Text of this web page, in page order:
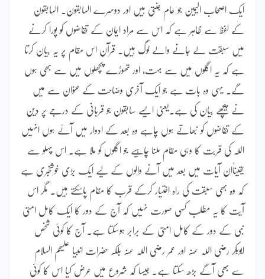
ایک اصحاب الیمین جو عام جنتی ہیں اور دوسرے السابقون۔ السابقون
کے لفظ سے ظاہر ہے کہ اس سے مراد ایمان کے تقاضوں کو پورا کرنے
میں سبقت لے جانے والے لوگ ہیں۔ قرآن اس مقام پر یہ بیان کرتا
ہے کہ یہ اگلوں میں سے بہت، اور تھوڑے پچھلوں میں سے بھی ہوں
گے۔ یہی وہ بات ہے جو ایک آخری وضاحت کے عنوان سے میں
نے پیچھے بیان کی ہے۔یعنی ایسے سابقون جو قربانی کے درجے پر دین
کے تقاضوں کو نبھاتے ہوں چاہے وہ بعد کے ادوار میں آئے ہوں انہیں
اللہ کی قربت کا وہی مقام ملنا چاہیے جو اگلوں کو ملا ہے۔ اس پہلو سے
یقیناًان آیات میں بعد میں آنے والوں کے لیے ایک بڑی خوشخبری ہے
کہ وہ بھی سبقت کی راہ اختیار کرکے قرب کا مقام پاسکتے ہیں۔ مگر اس
آیت کا یہ مطلب کسی صورت نہیں کہ آج کے دور کا ایک کامل امتی
نبی کے دور کے کامل امتی کے برابر ہوسکتا ہے۔ آج کا کوئی شخص
ابوبکر رضی اللہ عنہ اور عمر رضی اللہ عنہ بلکہ حضرات انبیا علیھم السلام
سے بھی آگے بڑھ سکتا ہے۔ جیسا کہ شروع میں عرض کیا اس کا کوئی